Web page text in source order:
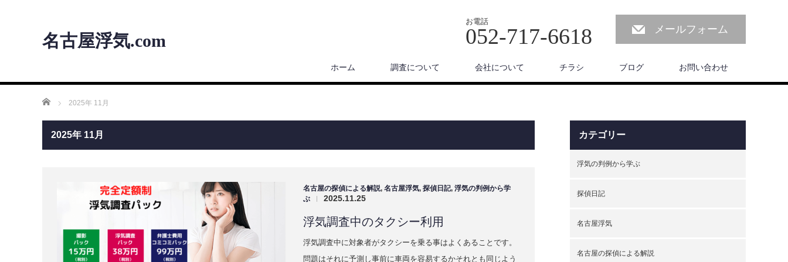
名古屋浮気.com
お電話
052-717-6618 メールフォーム
ホーム 調査について 会社について チラシ ブログ お問い合わせ
ホーム 2025年 11月
2025年 11月
名古屋の探偵による解説, 名古屋浮気, 探偵日記, 浮気の判例から学
ぶ
| 2025.11.25
浮気調査中のタクシー利用
浮気調査中に対象者がタクシーを乗る事はよくあることです。
問題はそれに予測し事前に車両を容易するかそれとも同じよう
カテゴリー
浮気の判例から学ぶ
探偵日記
名古屋浮気
名古屋の探偵による解説